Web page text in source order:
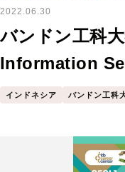
2022.06.30
バンドン工科
Information
インドネシア バンドン工科